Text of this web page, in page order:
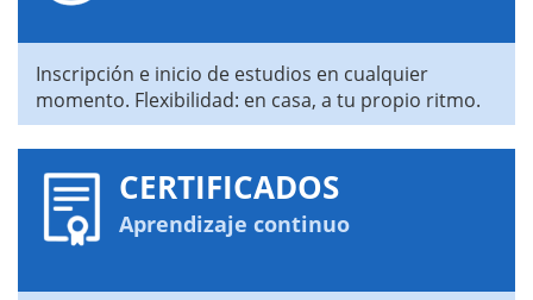
Inscripción e inicio de estudios en cualquier
momento. Flexibilidad: en casa, a tu propio ritmo.
CERTIFICADOS
Aprendizaje continuo